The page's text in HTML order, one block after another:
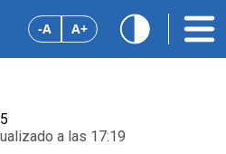
-A A+
a las 17:19